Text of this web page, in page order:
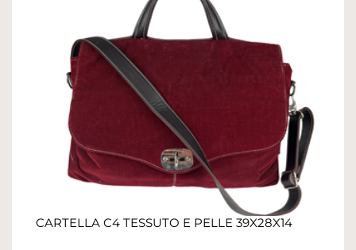
CARTELLA C4 TESSUTO E PELLE 39X28X14